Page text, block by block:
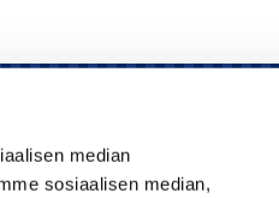
median
sosiaalisen median,